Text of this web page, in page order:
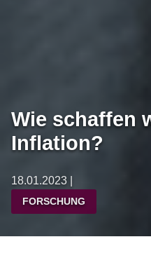
Wie schaffen
Inflation?
18.01.2023 |
FORSCHUNG